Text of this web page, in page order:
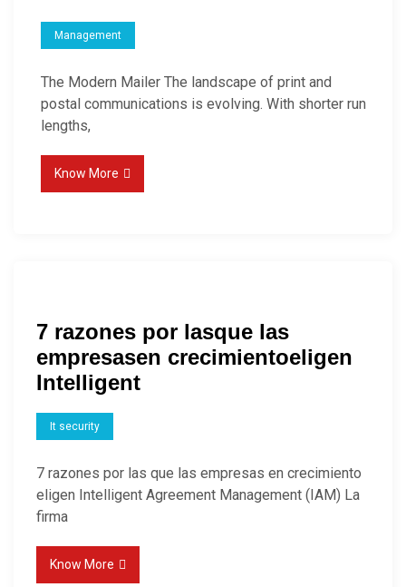
Management
The Modern Mailer The landscape of print and
postal communications is evolving. With shorter run
lengths,
Know More
7 razones por lasque las
empresasen crecimientoeligen
Intelligent
It security
7 razones por las que las empresas en crecimiento
eligen Intelligent Agreement Management (IAM) La
firma
Know More